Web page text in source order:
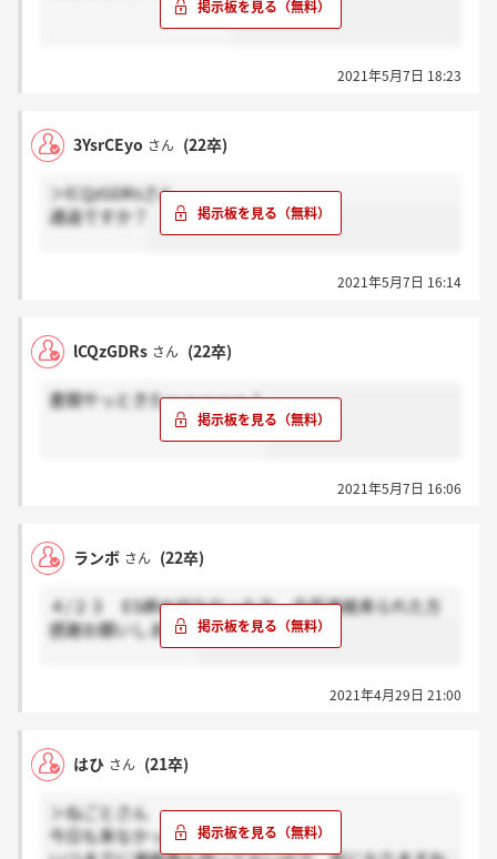
2021年5月7日 18:23
3YsrCEyo さん (22卒)
＞lCQzGDRsさん
通過ですか？
2021年5月7日 16:14
lCQzGDRs さん (22卒)
書類やっときたーーーーー！
2021年5月7日 16:06
ランボ さん (22卒)
４/２３ ES締め切りだった方、合否連絡来られた方
感謝お願いします。
2021年4月29日 21:00
はひ さん (21卒)
＞ねごとさん
今日も来なかったです、、